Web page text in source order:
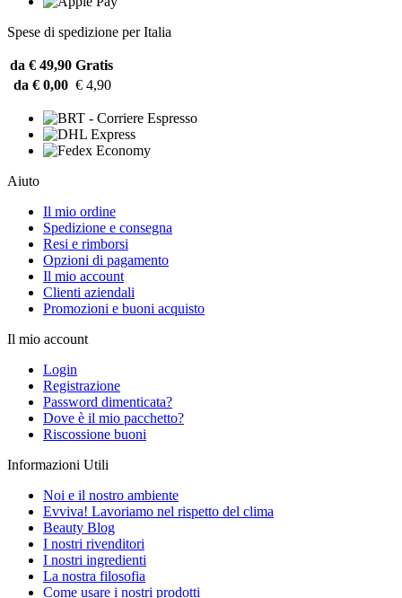
Spese di spedizione per Italia
da € 49,90 Gratis
da € 0,00 € 4,90
Aiuto
Il mio ordine
Spedizione e consegna
Resi e rimborsi
Opzioni di pagamento
Il mio account
Clienti aziendali
Promozioni e buoni acquisto
Il mio account
Login
Registrazione
Password dimenticata?
Dove è il mio pacchetto?
Riscossione buoni
Informazioni Utili
Noi e il nostro ambiente
Evviva! Lavoriamo nel rispetto del clima
Beauty Blog
I nostri rivenditori
I nostri ingredienti
La nostra filosofia
Come usare i nostri prodotti